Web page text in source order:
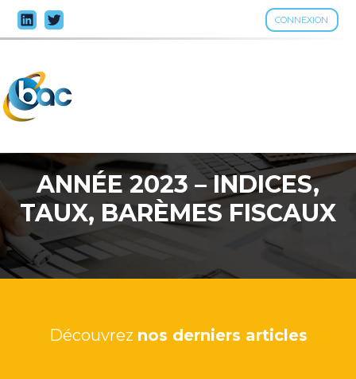
CONNEXION
Aller
au
ANNÉE 2023 – INDICES,
TAUX, BARÈMES FISCAUX
Découvrez nos derniers articles